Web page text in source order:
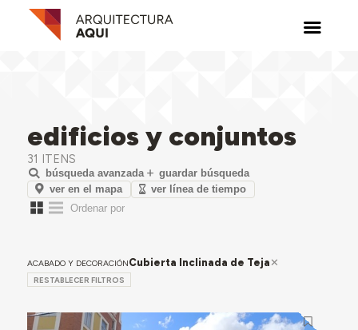
edificios y conjuntos
31 ITENS
búsqueda avanzada
guardar búsqueda
ver en el mapa
ver línea de tiempo
ACABADO Y DECORACIÓNCubierta Inclinada de Teja
RESTABLECER FILTROS